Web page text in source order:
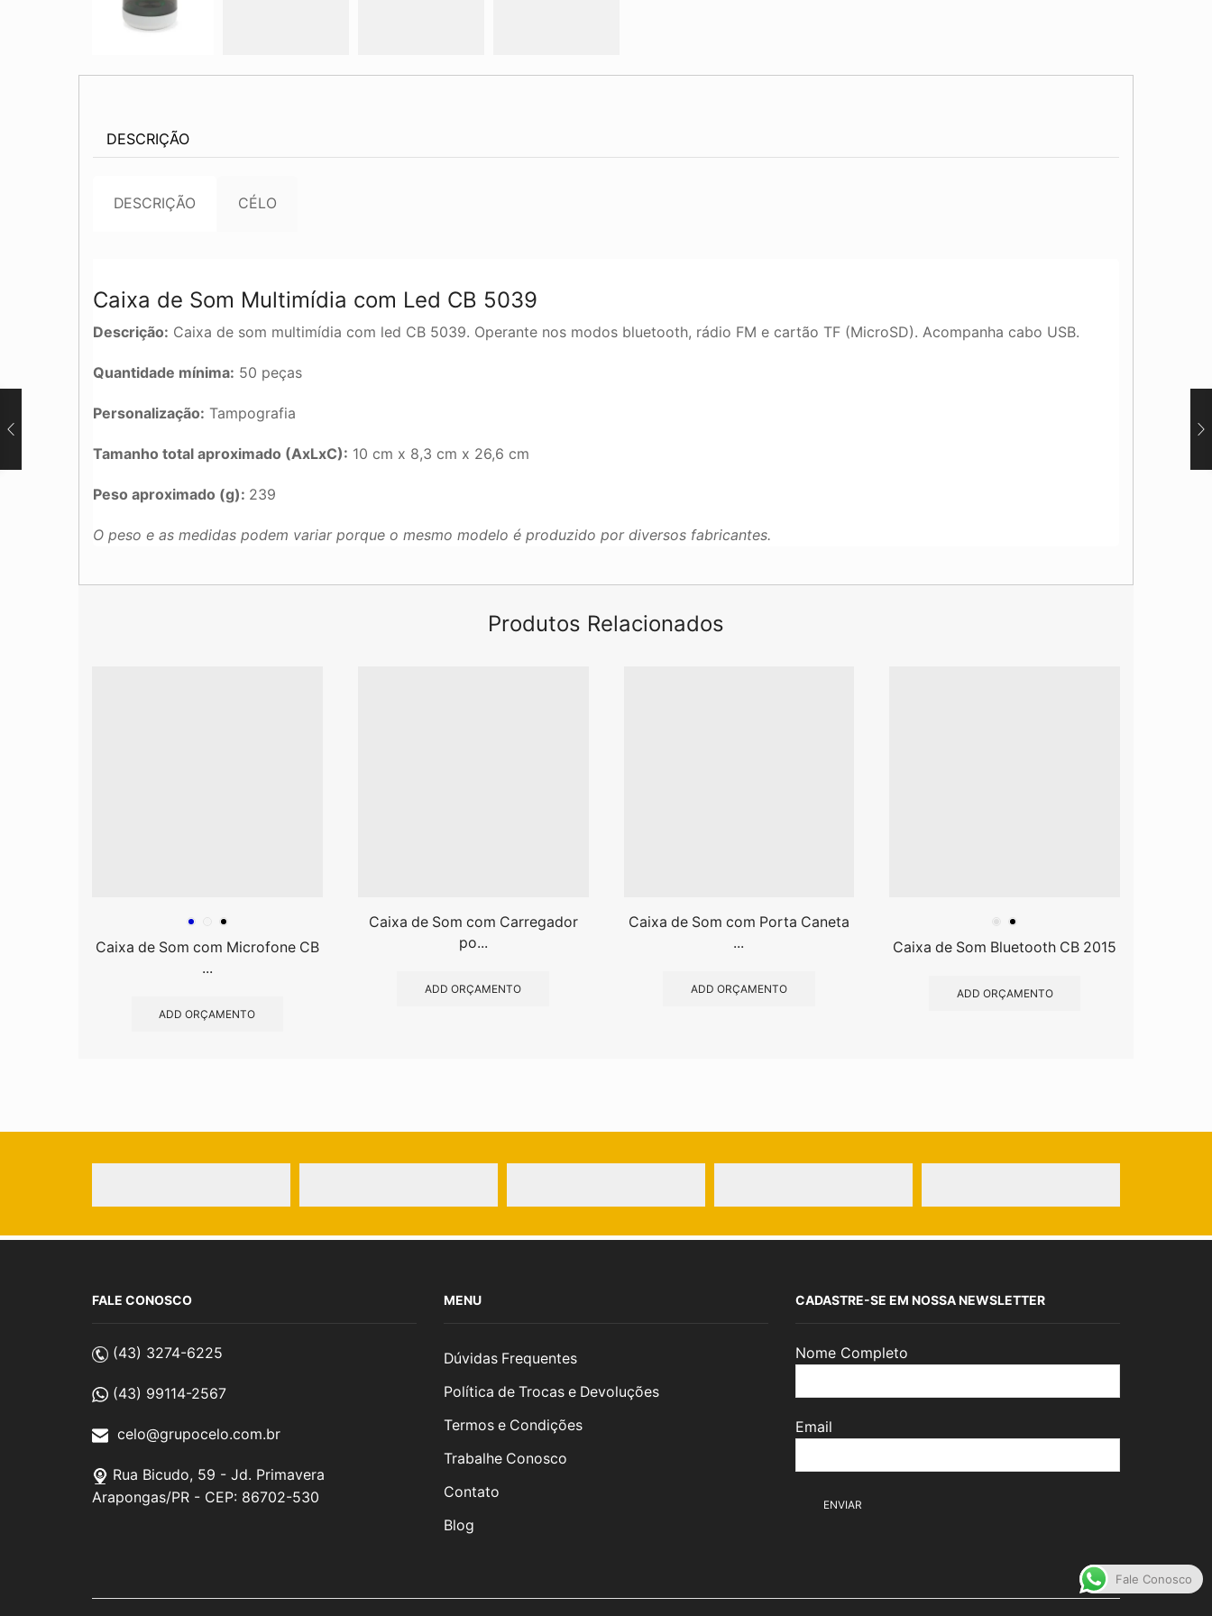
DESCRIÇÃO
DESCRIÇÃO CÉLO
Caixa de Som Multimídia com Led CB 5039
Descrição: Caixa de som multimídia com led CB 5039. Operante nos modos bluetooth, rádio FM e cartão TF (MicroSD). Acompanha cabo USB.
Quantidade mínima: 50 peças
Personalização: Tampografia
Tamanho total aproximado (AxLxC): 10 cm x 8,3 cm x 26,6 cm
Peso aproximado (g): 239
O peso e as medidas podem variar porque o mesmo modelo é produzido por diversos fabricantes.
Produtos Relacionados
Caixa de Som com Microfone CB
...
ADD ORÇAMENTO
Caixa de Som com Carregador
po...
ADD ORÇAMENTO
Caixa de Som com Porta Caneta
...
ADD ORÇAMENTO
Caixa de Som Bluetooth CB 2015
ADD ORÇAMENTO
FALE CONOSCO
(43) 3274-6225
(43) 99114-2567
celo@grupocelo.com.br
Rua Bicudo, 59 - Jd. Primavera
Arapongas/PR - CEP: 86702-530
MENU
Dúvidas Frequentes
Política de Trocas e Devoluções
Termos e Condições
Trabalhe Conosco
Contato
Blog
CADASTRE-SE EM NOSSA NEWSLETTER
Nome Completo
Email
Fale Conosco